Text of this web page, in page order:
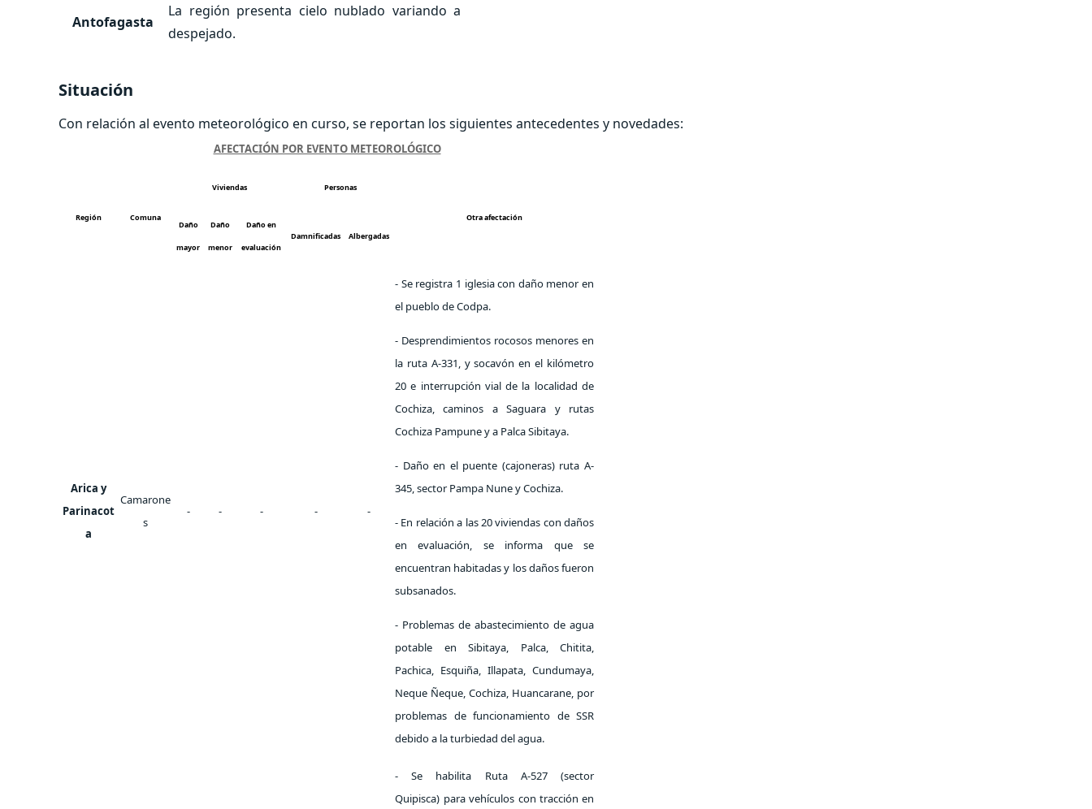
Antofagasta
La región presenta cielo nublado variando a
despejado.
Situación
Con relación al evento meteorológico en curso, se reportan los siguientes antecedentes y novedades:
AFECTACIÓN POR EVENTO METEOROLÓGICO
Región Comuna
Viviendas Personas
Otra afectación
Daño
mayor
Daño
menor
Daño en
evaluación
Damnificadas Albergadas
Arica y
Parinacot
a
Camarone
s
- - - - -
- Se registra 1 iglesia con daño menor en
el pueblo de Codpa.
- Desprendimientos rocosos menores en
la ruta A-331, y socavón en el kilómetro
20 e interrupción vial de la localidad de
Cochiza, caminos a Saguara y rutas
Cochiza Pampune y a Palca Sibitaya.
- Daño en el puente (cajoneras) ruta A-
345, sector Pampa Nune y Cochiza.
- En relación a las 20 viviendas con daños
en evaluación, se informa que se
encuentran habitadas y los daños fueron
subsanados.
- Problemas de abastecimiento de agua
potable en Sibitaya, Palca, Chitita,
Pachica, Esquiña, Illapata, Cundumaya,
Neque Ñeque, Cochiza, Huancarane, por
problemas de funcionamiento de SSR
debido a la turbiedad del agua.
- Se habilita Ruta A-527 (sector
Quipisca) para vehículos con tracción en